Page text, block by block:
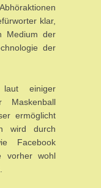
klar,
Medium der
der
einiger
Maskenball
ermöglicht
wird durch
Facebook
vorher wohl